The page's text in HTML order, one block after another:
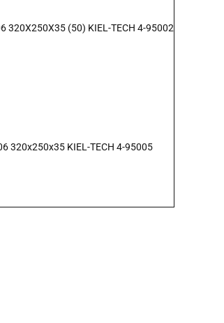
320X250X35 (50) KIEL-TECH 4-95002
320x250x35 KIEL-TECH 4-95005